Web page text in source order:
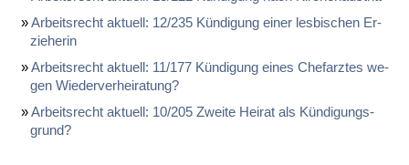
Ar­beits­recht ak­tu­ell: 12/235 Kün­di­gung ei­ner les­bi­schen Er­
zie­he­rin
Ar­beits­recht ak­tu­ell: 11/177 Kün­di­gung ei­nes Chef­arz­tes we­
gen Wie­der­ver­hei­ra­tung?
Ar­beits­recht ak­tu­ell: 10/205 Zwei­te Hei­rat als Kün­di­gungs­
grund?